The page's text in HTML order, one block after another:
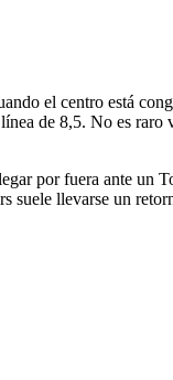
el centro está
de 8,5. No es
por fuera ante un
llevarse un